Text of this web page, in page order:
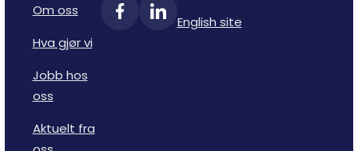
Om oss
Hva gjør vi
Jobb hos
oss
Aktuelt fra
English site